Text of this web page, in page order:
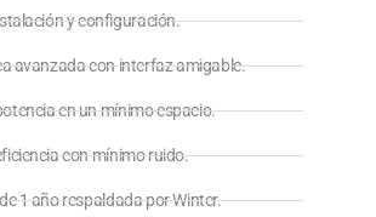
y configuración.
avanzada con interfaz amigable.
en un mínimo espacio.
con mínimo ruido.
1 año respaldada por Winter.